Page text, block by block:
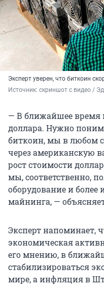
Эксперт уверен, что биткоин
Источник: скриншот с видео /
— В ближайшее время
доллара. Нужно
биткоин, мы в любом
через американскую
рост стоимости
мы, соответственно,
оборудование и
майнинга, —
Эксперт напоминает,
экономическая
его мнению, в
стабилизироваться
мире, а инфляция в